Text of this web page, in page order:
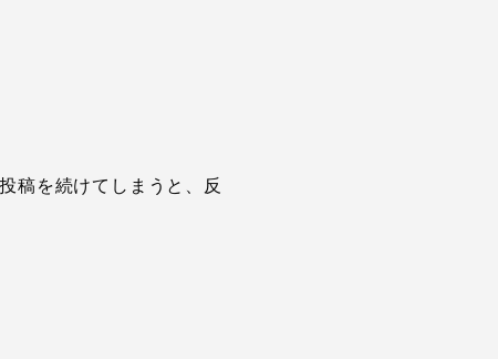
稿を続けてしまうと、反